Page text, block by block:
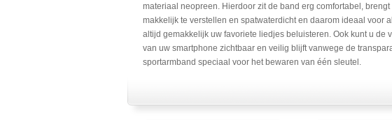
materiaal neopreen. Hierdoor zit de band erg comfortabel,
makkelijk te verstellen en spatwaterdicht en daarom ideaal voor
altijd gemakkelijk uw favoriete liedjes beluisteren. Ook kunt u
van uw smartphone zichtbaar en veilig blijft vanwege de
sportarmband speciaal voor het bewaren van één sleutel.